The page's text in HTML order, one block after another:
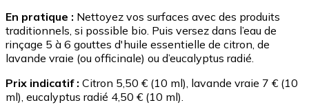
En pratique : Nettoyez vos surfaces avec des produits
traditionnels, si possible bio. Puis versez dans l’eau de
rinçage 5 à 6 gouttes d'huile essentielle de citron, de
lavande vraie (ou officinale) ou d’eucalyptus radié.
Prix indicatif : Citron 5,50 € (10 ml), lavande vraie 7 € (10
ml), eucalyptus radié 4,50 € (10 ml).